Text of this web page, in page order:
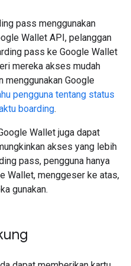
pass menggunakan
Wallet API, pelanggan
pass ke Google Wallet
mereka akses mudah
menggunakan Google
pengguna tentang status
boarding.
Wallet juga dapat
akses yang lebih
pass, pengguna hanya
Wallet, menggeser ke atas,
gunakan.